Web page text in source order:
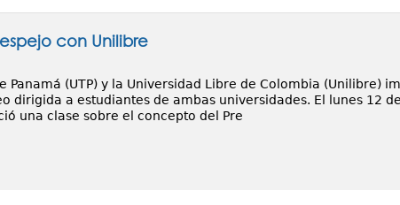
con Unilibre
Panamá (UTP) y la Universidad Libre de Colombia (Unilibre)
dirigida a estudiantes de ambas universidades. El lunes 12
una clase sobre el concepto del Pre